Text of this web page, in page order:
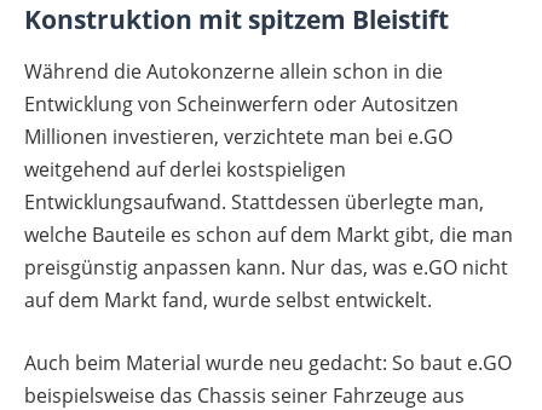
Konstruktion mit spitzem Bleistift
Während die Autokonzerne allein schon in die
Entwicklung von Scheinwerfern oder Autositzen
Millionen investieren, verzichtete man bei e.GO
weitgehend auf derlei kostspieligen
Entwicklungsaufwand. Stattdessen überlegte man,
welche Bauteile es schon auf dem Markt gibt, die man
preisgünstig anpassen kann. Nur das, was e.GO nicht
auf dem Markt fand, wurde selbst entwickelt.
Auch beim Material wurde neu gedacht: So baut e.GO
beispielsweise das Chassis seiner Fahrzeuge aus